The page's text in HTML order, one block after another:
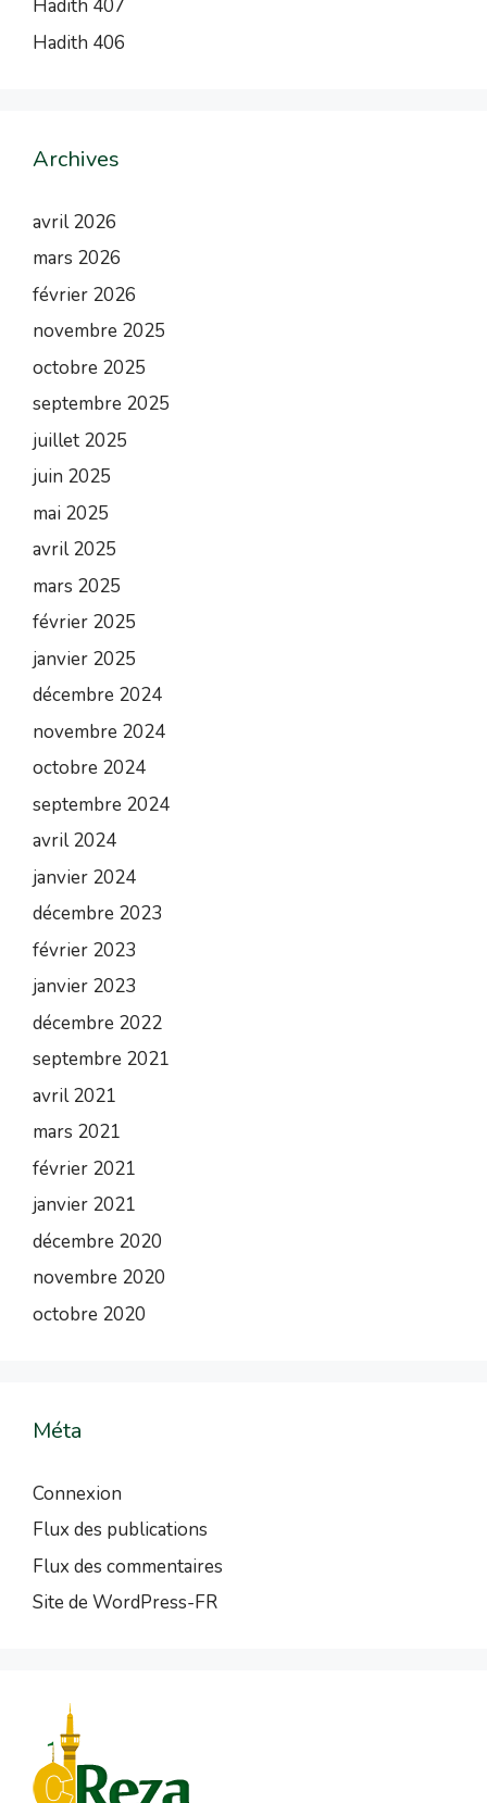
Hadith 407
Hadith 406
Archives
avril 2026
mars 2026
février 2026
novembre 2025
octobre 2025
septembre 2025
juillet 2025
juin 2025
mai 2025
avril 2025
mars 2025
février 2025
janvier 2025
décembre 2024
novembre 2024
octobre 2024
septembre 2024
avril 2024
janvier 2024
décembre 2023
février 2023
janvier 2023
décembre 2022
septembre 2021
avril 2021
mars 2021
février 2021
janvier 2021
décembre 2020
novembre 2020
octobre 2020
Méta
Connexion
Flux des publications
Flux des commentaires
Site de WordPress-FR